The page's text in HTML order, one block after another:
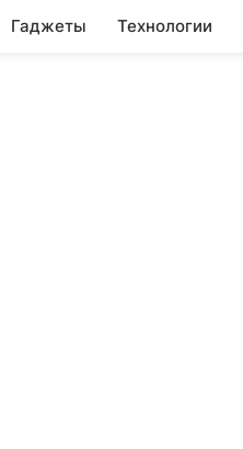
Гаджеты Технологии